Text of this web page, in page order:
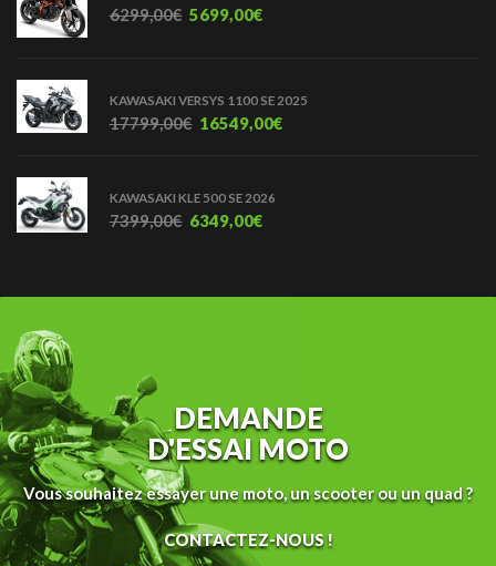
6299,00€ 5699,00€
KAWASAKI VERSYS 1100 SE 2025
17799,00€ 16549,00€
KAWASAKI KLE 500 SE 2026
7399,00€ 6349,00€
DEMANDE
D'ESSAI MOTO
Vous souhaitez essayer une moto, un scooter ou un quad ?
CONTACTEZ-NOUS !